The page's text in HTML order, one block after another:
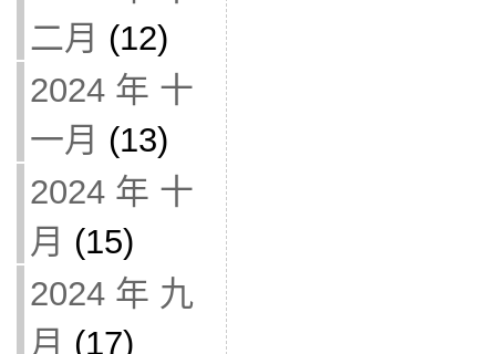
二月 (12)
2024 年 十
一月 (13)
2024 年 十
月 (15)
2024 年 九
月 (17)